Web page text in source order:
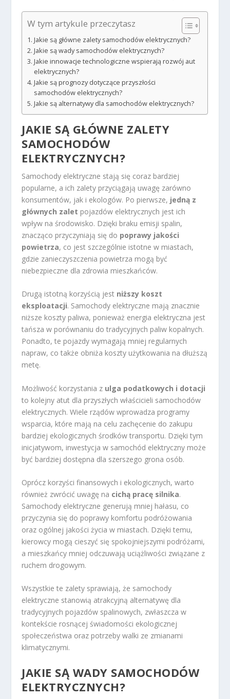
W tym artykule przeczytasz
Jakie są główne zalety samochodów elektrycznych?
Jakie są wady samochodów elektrycznych?
Jakie innowacje technologiczne wspierają rozwój aut
elektrycznych?
Jakie są prognozy dotyczące przyszłości
samochodów elektrycznych?
Jakie są alternatywy dla samochodów elektrycznych?
JAKIE SĄ GŁÓWNE ZALETY
SAMOCHODÓW
ELEKTRYCZNYCH?
Samochody elektryczne stają się coraz bardziej
popularne, a ich zalety przyciągają uwagę zarówno
konsumentów, jak i ekologów. Po pierwsze, jedną z
głównych zalet pojazdów elektrycznych jest ich
wpływ na środowisko. Dzięki braku emisji spalin,
znacząco przyczyniają się do poprawy jakości
powietrza, co jest szczególnie istotne w miastach,
gdzie zanieczyszczenia powietrza mogą być
niebezpieczne dla zdrowia mieszkańców.
Drugą istotną korzyścią jest niższy koszt
eksploatacji. Samochody elektryczne mają znacznie
niższe koszty paliwa, ponieważ energia elektryczna jest
tańsza w porównaniu do tradycyjnych paliw kopalnych.
Ponadto, te pojazdy wymagają mniej regularnych
napraw, co także obniża koszty użytkowania na dłuższą
metę.
Możliwość korzystania z ulga podatkowych i dotacji
to kolejny atut dla przyszłych właścicieli samochodów
elektrycznych. Wiele rządów wprowadza programy
wsparcia, które mają na celu zachęcenie do zakupu
bardziej ekologicznych środków transportu. Dzięki tym
inicjatywom, inwestycja w samochód elektryczny może
być bardziej dostępna dla szerszego grona osób.
Oprócz korzyści finansowych i ekologicznych, warto
również zwrócić uwagę na cichą pracę silnika.
Samochody elektryczne generują mniej hałasu, co
przyczynia się do poprawy komfortu podróżowania
oraz ogólnej jakości życia w miastach. Dzięki temu,
kierowcy mogą cieszyć się spokojniejszymi podróżami,
a mieszkańcy mniej odczuwają uciążliwości związane z
ruchem drogowym.
Wszystkie te zalety sprawiają, że samochody
elektryczne stanowią atrakcyjną alternatywę dla
tradycyjnych pojazdów spalinowych, zwłaszcza w
kontekście rosnącej świadomości ekologicznej
społeczeństwa oraz potrzeby walki ze zmianami
klimatycznymi.
JAKIE SĄ WADY SAMOCHODÓW
ELEKTRYCZNYCH?